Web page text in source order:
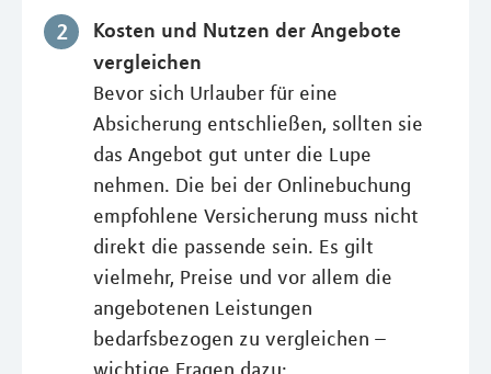
Kosten und Nutzen der Angebote
vergleichen
Bevor sich Urlauber für eine
Absicherung entschließen, sollten sie
das Angebot gut unter die Lupe
nehmen. Die bei der Onlinebuchung
empfohlene Versicherung muss nicht
direkt die passende sein. Es gilt
vielmehr, Preise und vor allem die
angebotenen Leistungen
bedarfsbezogen zu vergleichen –